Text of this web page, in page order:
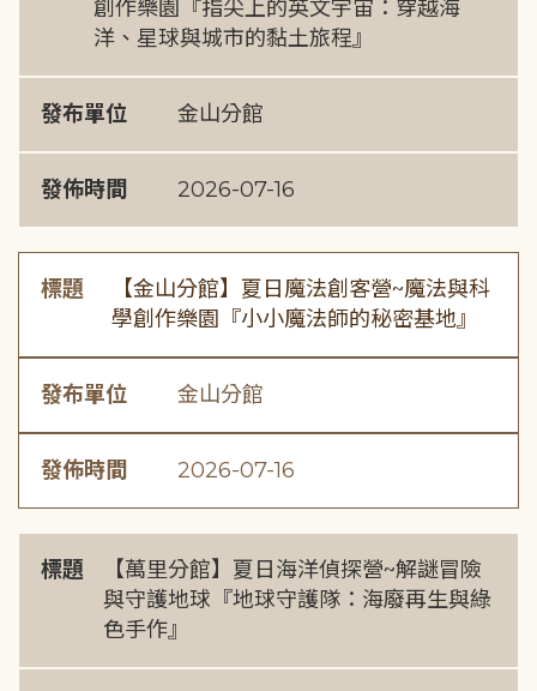
創作樂園『指尖上的英文宇宙：穿越海
洋、星球與城市的黏土旅程』
發布單位 金山分館
發佈時間 2026-07-16
標題
【金山分館】夏日魔法創客營~魔法與科
學創作樂園『小小魔法師的秘密基地』
發布單位 金山分館
發佈時間 2026-07-16
標題
【萬里分館】夏日海洋偵探營~解謎冒險
與守護地球『地球守護隊：海廢再生與綠
色手作』